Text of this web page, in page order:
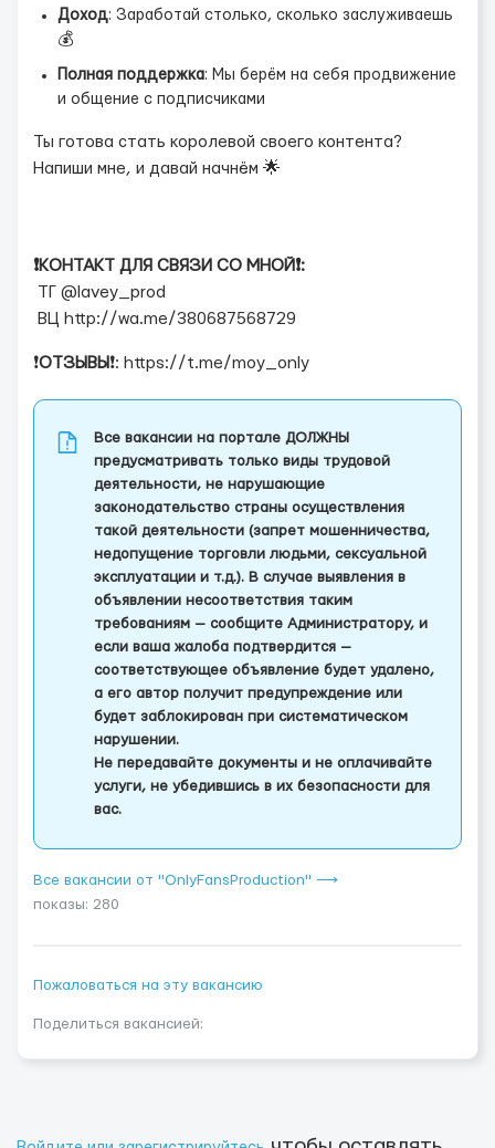
Доход: Заработай столько, сколько заслуживаешь
💰
Полная поддержка: Мы берём на себя продвижение
и общение с подписчиками
Ты готова стать королевой своего контента?
Напиши мне, и давай начнём 🌟
❗️КОНТАКТ ДЛЯ СВЯЗИ СО МНОЙ❗️:
ТГ @lavey_prod
ВЦ http://wa.me/380687568729
❗️ОТЗЫВЫ ❗️: https://t.me/moy_only
Все вакансии на портале ДОЛЖНЫ
предусматривать только виды трудовой
деятельности, не нарушающие
законодательство страны осуществления
такой деятельности (запрет мошенничества,
недопущение торговли людьми, сексуальной
эксплуатации и т.д.). В случае выявления в
объявлении несоответствия таким
требованиям — сообщите Администратору, и
если ваша жалоба подтвердится —
соответствующее объявление будет удалено,
а его автор получит предупреждение или
будет заблокирован при систематическом
нарушении.
Не передавайте документы и не оплачивайте
услуги, не убедившись в их безопасности для
вас.
Все вакансии от "OnlyFansProduction" ⟶
показы: 280
Пожаловаться на эту вакансию
Поделиться вакансией: